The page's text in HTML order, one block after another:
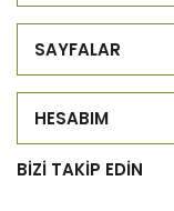
SAYFALAR
HESABIM
BİZİ TAKİP EDİN